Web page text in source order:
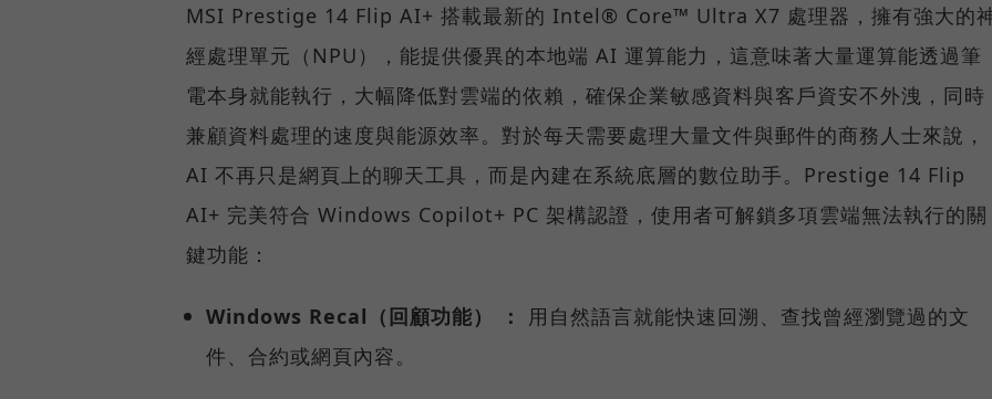
MSI Prestige 14 Flip AI+ 搭載最新的 Intel® Core™ Ultra X7 處理器，擁有強大的
經處理單元（NPU），能提供優異的本地端 AI 運算能力，這意味著大量運算能透過筆
電本身就能執行，大幅降低對雲端的依賴，確保企業敏感資料與客戶資安不外洩，同時
兼顧資料處理的速度與能源效率。對於每天需要處理大量文件與郵件的商務人士來說，
AI 不再只是網頁上的聊天工具，而是內建在系統底層的數位助手。Prestige 14 Flip
AI+ 完美符合 Windows Copilot+ PC 架構認證，使用者可解鎖多項雲端無法執行的關
鍵功能：
Windows Recal（回顧功能） ：
用自然語言就能快速回溯、查找曾經瀏覽過的文
件、合約或網頁內容。